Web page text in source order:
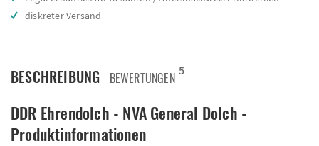
diskreter Versand
BESCHREIBUNG BEWERTUNGEN 5
DDR Ehrendolch - NVA General Dolch -
Produktinformationen